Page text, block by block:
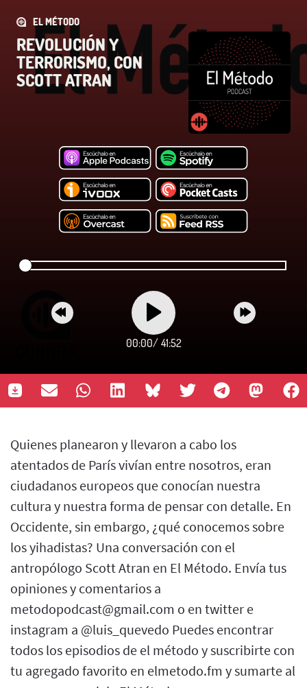
EL MÉTODO
REVOLUCIÓN Y
TERRORISMO, CON
SCOTT ATRAN
00:00/ 41:52
Quienes planearon y llevaron a cabo los
atentados de París vivían entre nosotros, eran
ciudadanos europeos que conocían nuestra
cultura y nuestra forma de pensar con detalle. En
Occidente, sin embargo, ¿qué conocemos sobre
los yihadistas? Una conversación con el
antropólogo Scott Atran en El Método. Envía tus
opiniones y comentarios a
metodopodcast@gmail.com o en twitter e
instagram a @luis_quevedo Puedes encontrar
todos los episodios de el método y suscribirte con
tu agregado favorito en elmetodo.fm y sumarte al